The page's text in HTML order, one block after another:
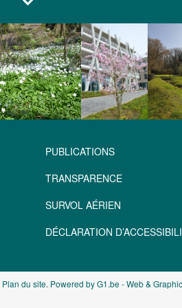
PUBLICATIONS
TRANSPARENCE
SURVOL AÉRIEN
DÉCLARATION
Plan du site. Powered by G1.be - Web &